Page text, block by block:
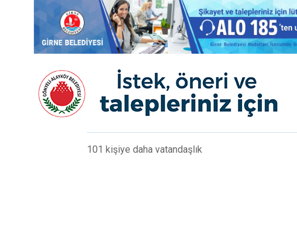
101 kişiye daha vatandaşlık